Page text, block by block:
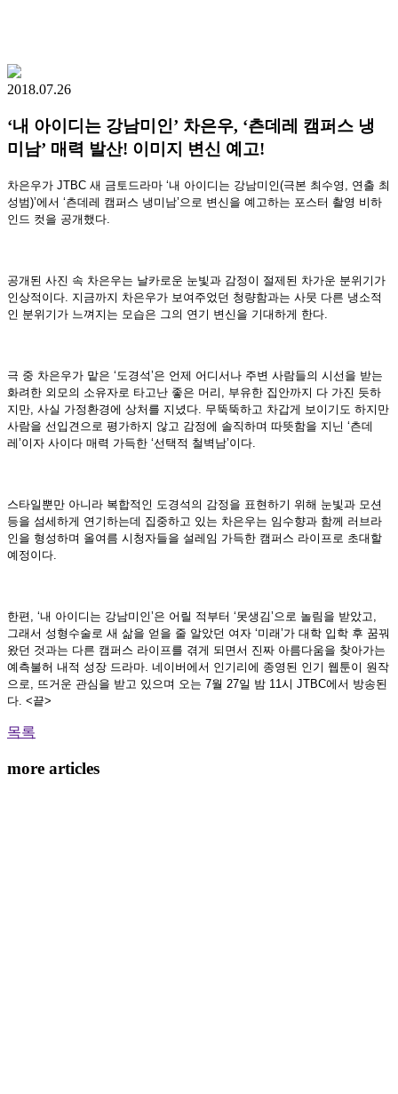
2018.07.26
‘내 아이디는 강남미인’ 차은우, ‘츤데레 캠퍼스 냉
미남’ 매력 발산! 이미지 변신 예고!
차은우가 JTBC 새 금토드라마 ‘내 아이디는 강남미인(극본 최수영, 연출 최
성범)’에서 ‘츤데레 캠퍼스 냉미남’으로 변신을 예고하는 포스터 촬영 비하
인드 컷을 공개했다.
공개된 사진 속 차은우는 날카로운 눈빛과 감정이 절제된 차가운 분위기가
인상적이다. 지금까지 차은우가 보여주었던 청량함과는 사뭇 다른 냉소적
인 분위기가 느껴지는 모습은 그의 연기 변신을 기대하게 한다.
극 중 차은우가 맡은 ‘도경석’은 언제 어디서나 주변 사람들의 시선을 받는
화려한 외모의 소유자로 타고난 좋은 머리, 부유한 집안까지 다 가진 듯하
지만, 사실 가정환경에 상처를 지녔다. 무뚝뚝하고 차갑게 보이기도 하지만
사람을 선입견으로 평가하지 않고 감정에 솔직하며 따뜻함을 지닌 ‘츤데
레’이자 사이다 매력 가득한 ‘선택적 철벽남’이다.
스타일뿐만 아니라 복합적인 도경석의 감정을 표현하기 위해 눈빛과 모션
등을 섬세하게 연기하는데 집중하고 있는 차은우는 임수향과 함께 러브라
인을 형성하며 올여름 시청자들을 설레임 가득한 캠퍼스 라이프로 초대할
예정이다.
한편, ‘내 아이디는 강남미인’은 어릴 적부터 ‘못생김’으로 놀림을 받았고,
그래서 성형수술로 새 삶을 얻을 줄 알았던 여자 ‘미래’가 대학 입학 후 꿈꿔
왔던 것과는 다른 캠퍼스 라이프를 겪게 되면서 진짜 아름다움을 찾아가는
예측불허 내적 성장 드라마. 네이버에서 인기리에 종영된 인기 웹툰이 원작
으로, 뜨거운 관심을 받고 있으며 오는 7월 27일 밤 11시 JTBC에서 방송된
다. <끝>
목록
more articles